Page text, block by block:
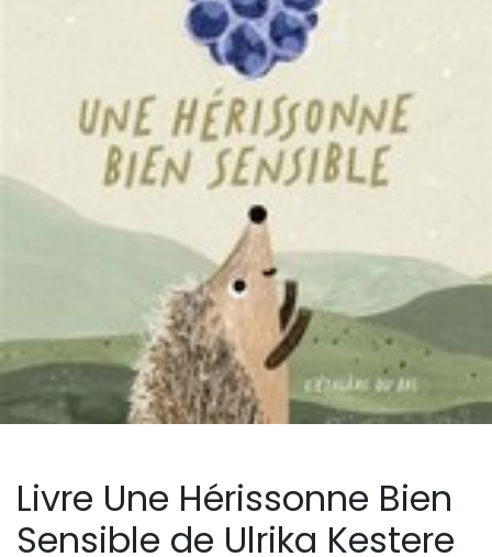
Livre Une Hérissonne Bien
Sensible de Ulrika Kestere